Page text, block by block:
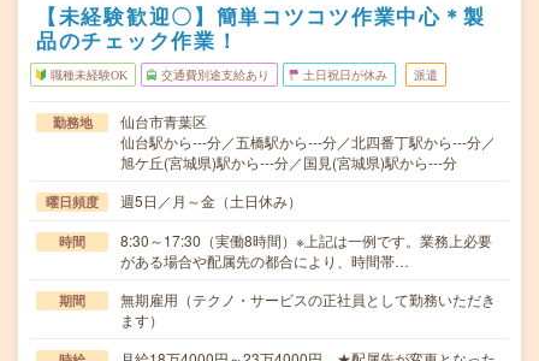
【未経験歓迎〇】簡単コツコツ作業中心＊製
品のチェック作業！
職種未経験OK 交通費別途支給あり 土日祝日が休み 派遣
勤務地
仙台市青葉区
仙台駅から---分／五橋駅から---分／北四番丁駅から---分／
旭ケ丘(宮城県)駅から---分／国見(宮城県)駅から---分
曜日頻度 週5日／月～金（土日休み）
時間
8:30～17:30（実働8時間）※上記は一例です。業務上必要
がある場合や配属先の都合により、時間帯…
期間
無期雇用（テクノ・サービスの正社員として勤務いただき
ます）